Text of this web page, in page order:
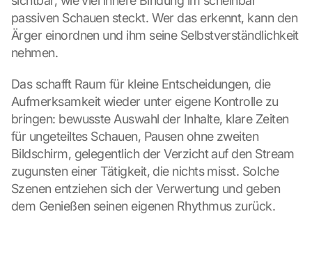
passiven Schauen steckt. Wer das erkennt, kann den
Ärger einordnen und ihm seine Selbstverständlichkeit
nehmen.
Das schafft Raum für kleine Entscheidungen, die
Aufmerksamkeit wieder unter eigene Kontrolle zu
bringen: bewusste Auswahl der Inhalte, klare Zeiten
für ungeteiltes Schauen, Pausen ohne zweiten
Bildschirm, gelegentlich der Verzicht auf den Stream
zugunsten einer Tätigkeit, die nichts misst. Solche
Szenen entziehen sich der Verwertung und geben
dem Genießen seinen eigenen Rhythmus zurück.
k
i
n
n
t
i
s
p
r
o
t